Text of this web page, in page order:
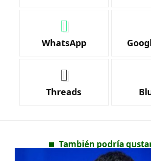
WhatsApp
Threads
También podría